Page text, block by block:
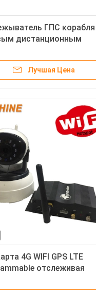
ГПС корабля
дистанционным
Лучшая Цена
4G WIFI GPS LTE
отслеживая
с камерой